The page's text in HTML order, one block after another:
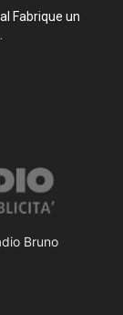
Fabrique un
Bruno